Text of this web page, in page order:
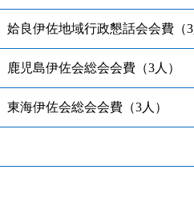
姶良伊佐地域行政懇話会会費（3
鹿児島伊佐会総会会費（3人）
東海伊佐会総会会費（3人）